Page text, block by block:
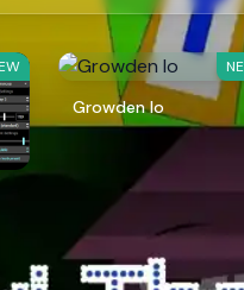
Growden Io